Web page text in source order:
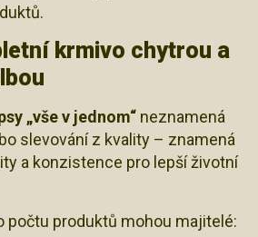
krmivo chytrou a
„vše v jednom“neznamená
slevování z kvality – znamená
a konzistence pro lepší životní
počtu produktů mohou majitelé: